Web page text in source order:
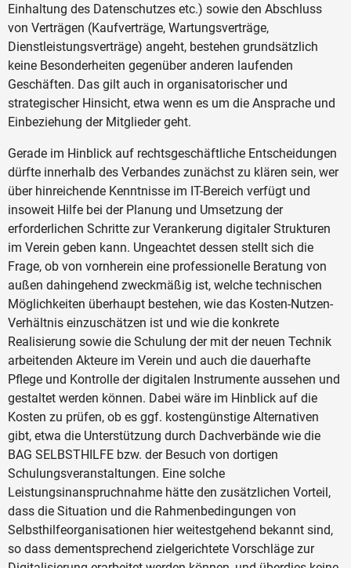
Einhaltung des Datenschutzes etc.) sowie den Abschluss
von Verträgen (Kaufverträge, Wartungsverträge,
Dienstleistungsverträge) angeht, bestehen grundsätzlich
keine Besonderheiten gegenüber anderen laufenden
Geschäften. Das gilt auch in organisatorischer und
strategischer Hinsicht, etwa wenn es um die Ansprache und
Einbeziehung der Mitglieder geht.
Gerade im Hinblick auf rechtsgeschäftliche Entscheidungen
dürfte innerhalb des Verbandes zunächst zu klären sein, wer
über hinreichende Kenntnisse im IT-Bereich verfügt und
insoweit Hilfe bei der Planung und Umsetzung der
erforderlichen Schritte zur Verankerung digitaler Strukturen
im Verein geben kann. Ungeachtet dessen stellt sich die
Frage, ob von vornherein eine professionelle Beratung von
außen dahingehend zweckmäßig ist, welche technischen
Möglichkeiten überhaupt bestehen, wie das Kosten-Nutzen-
Verhältnis einzuschätzen ist und wie die konkrete
Realisierung sowie die Schulung der mit der neuen Technik
arbeitenden Akteure im Verein und auch die dauerhafte
Pflege und Kontrolle der digitalen Instrumente aussehen und
gestaltet werden können. Dabei wäre im Hinblick auf die
Kosten zu prüfen, ob es ggf. kostengünstige Alternativen
gibt, etwa die Unterstützung durch Dachverbände wie die
BAG SELBSTHILFE bzw. der Besuch von dortigen
Schulungsveranstaltungen. Eine solche
Leistungsinanspruchnahme hätte den zusätzlichen Vorteil,
dass die Situation und die Rahmenbedingungen von
Selbsthilfeorganisationen hier weitestgehend bekannt sind,
so dass dementsprechend zielgerichtete Vorschläge zur